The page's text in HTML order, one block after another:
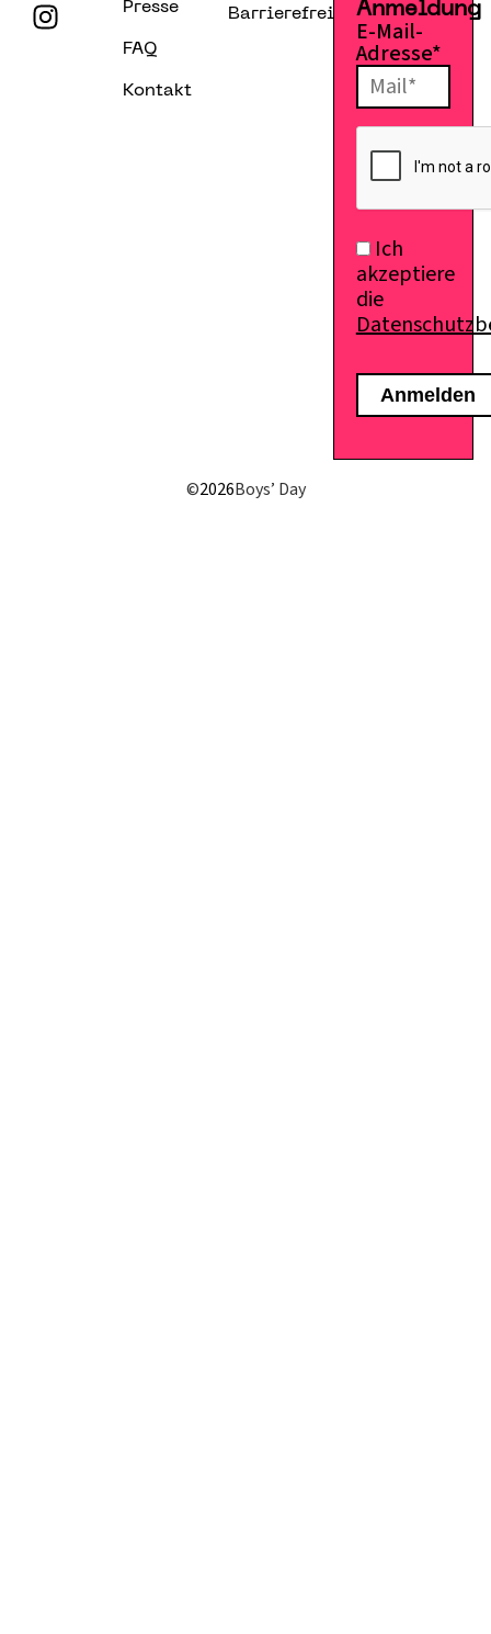
Presse
FAQ
Kontakt
Barrierefreiheitserklärung
Anmeldung
E-Mail-
Adresse*
Ich
akzeptiere
die
©2026Boys’ Day